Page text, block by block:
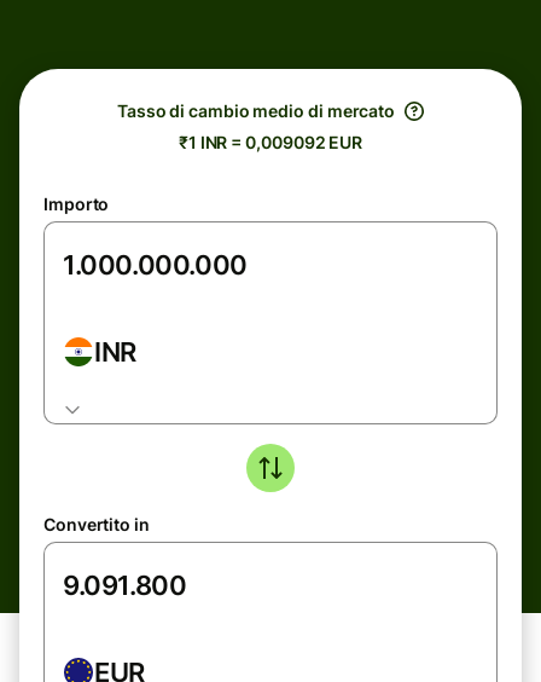
Tasso di cambio medio di mercato
₹1 INR = 0,009092 EUR
Importo
INR
Convertito in
EUR